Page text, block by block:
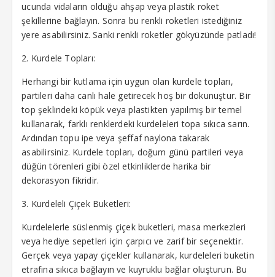
panel
panel
panel
panel
panel
panel
panel
panel
panel
panel
panel
panel
ucunda vidaların olduğu ahşap veya plastik roket
şekillerine bağlayın. Sonra bu renkli roketleri istediğiniz
yere asabilirsiniz. Sanki renkli roketler gökyüzünde patladı!
2. Kurdele Topları:
Herhangi bir kutlama için uygun olan kurdele topları,
partileri daha canlı hale getirecek hoş bir dokunuştur. Bir
top şeklindeki köpük veya plastikten yapılmış bir temel
kullanarak, farklı renklerdeki kurdeleleri topa sıkıca sarın.
Ardından topu ipe veya şeffaf naylona takarak
asabilirsiniz. Kurdele topları, doğum günü partileri veya
düğün törenleri gibi özel etkinliklerde harika bir
dekorasyon fikridir.
3. Kurdeleli Çiçek Buketleri:
Kurdelelerle süslenmiş çiçek buketleri, masa merkezleri
veya hediye sepetleri için çarpıcı ve zarif bir seçenektir.
Gerçek veya yapay çiçekler kullanarak, kurdeleleri buketin
etrafına sıkıca bağlayın ve kuyruklu bağlar oluşturun. Bu